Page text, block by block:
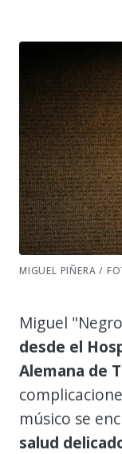
MIGUEL PIÑERA /
Miguel
desde el
Alemana de
músico se
salud